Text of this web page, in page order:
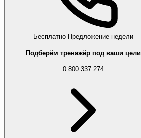
Бесплатно Предложение недели
Подберём тренажёр под ваши цели
0 800 337 274